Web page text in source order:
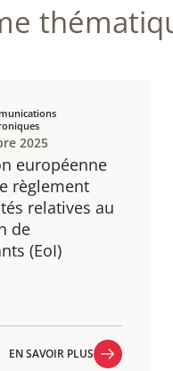
européenne
règlement
relatives au
de
(EoI)
2025
EN SAVOIR PLUS